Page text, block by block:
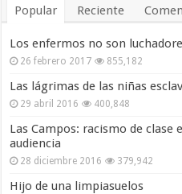
Popular Reciente
Los enfermos no son
26 febrero 2017 855,182
Las lágrimas de las niñas
29 abril 2016 400,848
Las Campos: racismo de clase
audiencia
28 diciembre 2016 379,942
Hijo de una limpiasuelos